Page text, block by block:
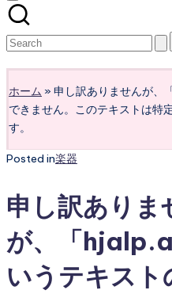
ホーム » 申し訳ありませんが、
できません。このテキストは特
す。
Posted in楽器
申し訳ありま
が、「
いうテキスト